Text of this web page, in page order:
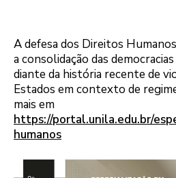
A defesa dos Direitos
a consolidação das
diante da história recente de
Estados em contexto de
mais em
https://portal.unila.edu.br/
humanos